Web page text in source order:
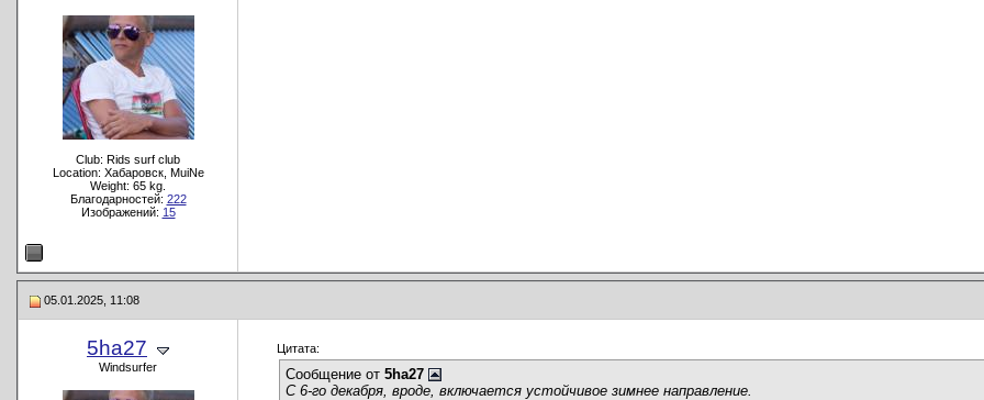
Club: Rids surf club
Location: Хабаровск, MuiNe
Weight: 65 kg.
Благодарностей: 222
Изображений: 15
05.01.2025, 11:08
5ha27
Windsurfer
Цитата:
Сообщение от 5ha27
С 6-го декабря, вроде, включается устойчивое зимнее направление.